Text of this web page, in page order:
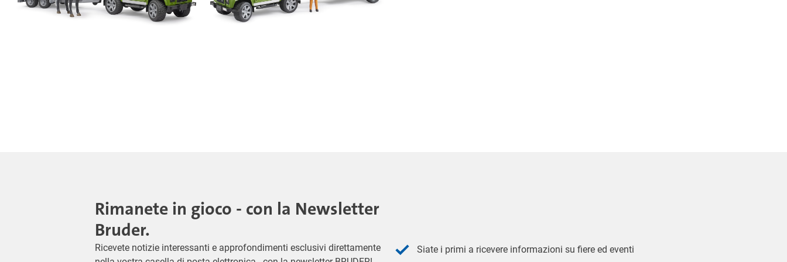
Rimanete in gioco - con la Newsletter
Bruder.
Ricevete notizie interessanti e approfondimenti esclusivi direttamente
Siate i primi a ricevere informazioni su fiere ed eventi